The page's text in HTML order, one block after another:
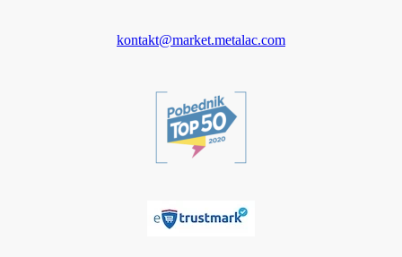
kontakt@market.metalac.com